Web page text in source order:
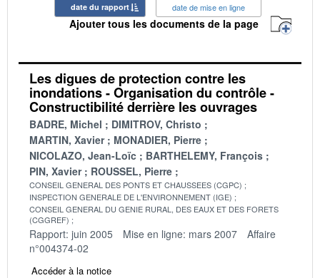
date du rapport date de mise en ligne
Ajouter tous les documents de la page
Les digues de protection contre les
inondations - Organisation du contrôle -
Constructibilité derrière les ouvrages
BADRE, Michel
DIMITROV, Christo
MARTIN, Xavier
MONADIER, Pierre
NICOLAZO, Jean-Loïc
BARTHELEMY, François
PIN, Xavier
ROUSSEL, Pierre
CONSEIL GENERAL DES PONTS ET CHAUSSEES (CGPC)
INSPECTION GENERALE DE L'ENVIRONNEMENT (IGE)
CONSEIL GENERAL DU GENIE RURAL, DES EAUX ET DES FORETS
(CGGREF)
Rapport: juin 2005 Mise en ligne: mars 2007
Affaire
n°004374-02
Accéder à la notice